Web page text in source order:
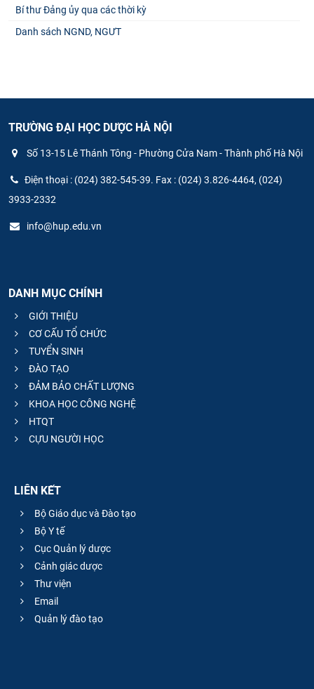
Bí thư Đảng ủy qua các thời kỳ
Danh sách NGND, NGƯT
TRƯỜNG ĐẠI HỌC DƯỢC HÀ NỘI
Số 13-15 Lê Thánh Tông - Phường Cửa Nam - Thành phố Hà Nội
Điện thoại : (024) 382-545-39. Fax : (024) 3.826-4464, (024)
3933-2332
info@hup.edu.vn
DANH MỤC CHÍNH
GIỚI THIỆU
CƠ CẤU TỔ CHỨC
TUYỂN SINH
ĐÀO TẠO
ĐẢM BẢO CHẤT LƯỢNG
KHOA HỌC CÔNG NGHỆ
HTQT
CỰU NGƯỜI HỌC
LIÊN KẾT
Bộ Giáo dục và Đào tạo
Bộ Y tế
Cục Quản lý dược
Cảnh giác dược
Thư viện
Email
Quản lý đào tạo